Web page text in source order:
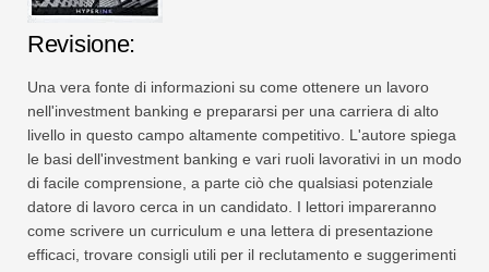
Revisione:
Una vera fonte di informazioni su come ottenere un lavoro
nell'investment banking e prepararsi per una carriera di alto
livello in questo campo altamente competitivo. L'autore spiega
le basi dell'investment banking e vari ruoli lavorativi in ​​un modo
di facile comprensione, a parte ciò che qualsiasi potenziale
datore di lavoro cerca in un candidato. I lettori impareranno
come scrivere un curriculum e una lettera di presentazione
efficaci, trovare consigli utili per il reclutamento e suggerimenti